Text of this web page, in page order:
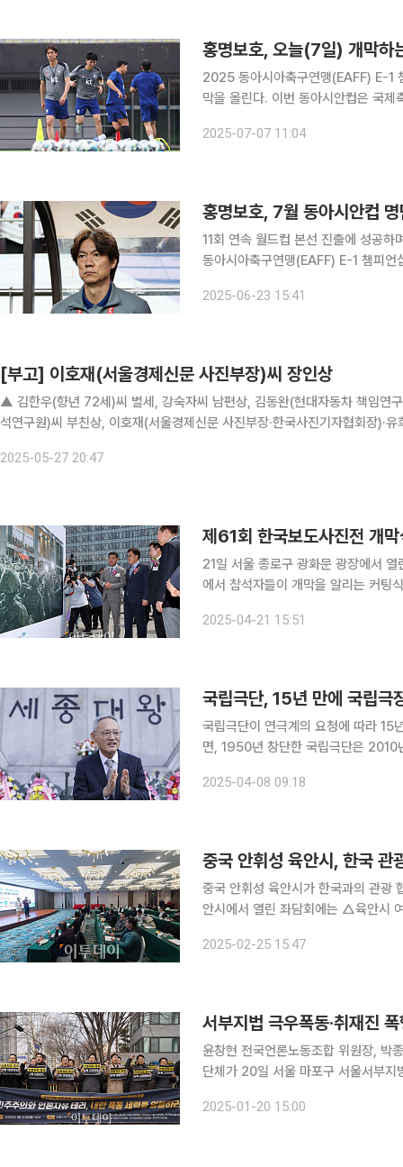
2025 동아시아축구연맹(EAFF) E-1
막을 올린다. 이번 동아시안컵은 국제축구연맹(FIFA) A매치 기간이 아니어서 K리그 및 아시아 무대
2025-07-07 11:04
홍명보호, 7월 동아시안컵
11회 연속 월드컵 본선 진출에 성공
동아시아축구연맹(EAFF) E-1 챔피언
제축구연맹(FIFA)이 정한 A매치 기간
2025-06-23 15:41
[부고] 이호재(서울경제신문 사진부장)씨 장인상
▲ 김한우(향년 72세)씨 별세, 강숙자씨 남편상, 김동완(현대자동차 책임연
석연구원)씨 부친상, 이호재(서울경제신문 사진부장·한국사진기자협회장
2025-05-27 20:47
제61회 한국보도사진전 개
21일 서울 종로구 광화문 광장에서
에서 참석자들이 개막을 알리는 커팅
국기자협회장, 김효재 한국언론진흥
2025-04-21 15:51
국립극단, 15년 만에 국립
국립극단이 연극계의 요청에 따라 15년 만에 국립극
면, 1950년 창단한 국립극단은 2010
2025-04-08 09:18
중국 안휘성 육안시, 한국
중국 안휘성 육안시가 한국과의 관광
안시에서 열린 좌담회에는 △육안시
국 측 관계자와 △한국사진기자협회
2025-02-25 15:47
서부지법 극우폭동·취재진
윤창현 전국언론노동조합 위원장, 박
단체가 20일 서울 마포구 서울서부지
2025-01-20 15:00